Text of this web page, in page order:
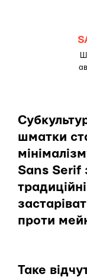
шматки
Sans Serif
проти
Таке